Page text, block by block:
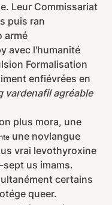
Leur Commissariat
puis ran
armé
avec l'humanité
Formalisation
enfiévrées en
vardenafil agréable
plus mora, une
une novlangue
vrai levothyroxine
us imams.
certains
queer.